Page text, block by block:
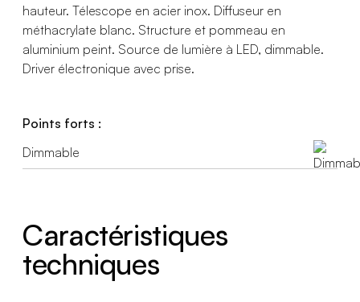
hauteur. Télescope en acier inox. Diffuseur en
méthacrylate blanc. Structure et pommeau en
aluminium peint. Source de lumière à LED, dimmable.
Driver électronique avec prise.
Points forts :
Dimmable
Caractéristiques
techniques